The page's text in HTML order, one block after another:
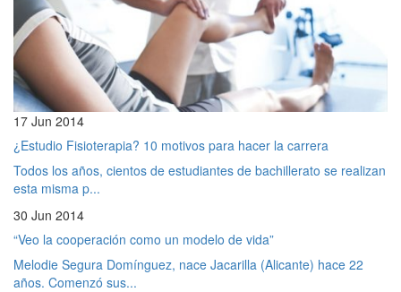
17 Jun 2014
¿Estudio Fisioterapia? 10 motivos para hacer la carrera
Todos los años, cientos de estudiantes de bachillerato se realizan
esta misma p...
30 Jun 2014
“Veo la cooperación como un modelo de vida”
Melodie Segura Domínguez, nace Jacarilla (Alicante) hace 22
años. Comenzó sus...